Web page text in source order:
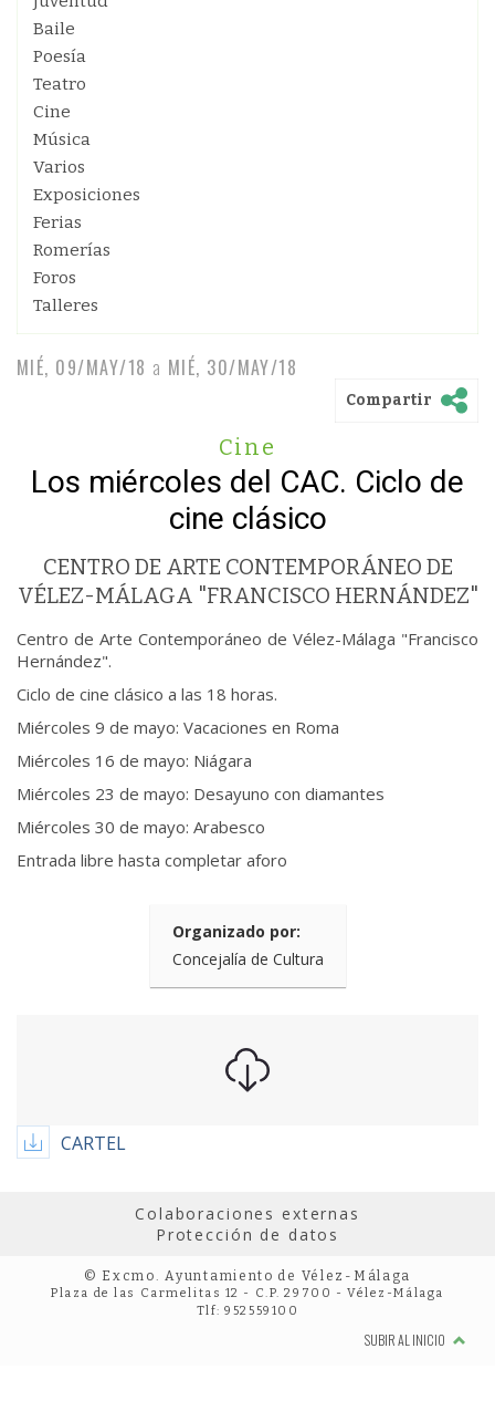
Baile
Poesía
Teatro
Cine
Música
Varios
Exposiciones
Ferias
Romerías
Foros
Talleres
MIÉ, 09/MAY/18 a MIÉ, 30/MAY/18
Compartir
Cine
Los miércoles del CAC. Ciclo de
cine clásico
CENTRO DE ARTE CONTEMPORÁNEO DE
VÉLEZ-MÁLAGA "FRANCISCO HERNÁNDEZ"
Centro de Arte Contemporáneo de Vélez-Málaga "Francisco
Hernández".
Ciclo de cine clásico a las 18 horas.
Miércoles 9 de mayo: Vacaciones en Roma
Miércoles 16 de mayo: Niágara
Miércoles 23 de mayo: Desayuno con diamantes
Miércoles 30 de mayo: Arabesco
Entrada libre hasta completar aforo
Organizado por:
Concejalía de Cultura
CARTEL
Colaboraciones externas
Protección de datos
© Excmo. Ayuntamiento de Vélez-Málaga
Plaza de las Carmelitas 12 - C.P. 29700 - Vélez-Málaga
Tlf: 952559100
SUBIR AL INICIO